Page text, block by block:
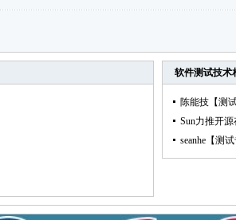
软件测试技术
陈能技【测
Sun力推开
seanhe【测